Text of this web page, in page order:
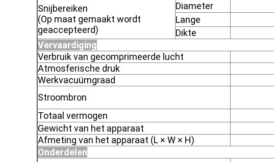
Snijbereiken
(Op maat gemaakt wordt
geaccepteerd)
Diameter
Lange
Dikte
Vervaardiging
Verbruik van gecomprimeerde lucht
Atmosferische druk
Werkvacuümgraad
Stroombron
Totaal vermogen
Gewicht van het apparaat
Afmeting van het apparaat (L × W × H)
Onderdelen